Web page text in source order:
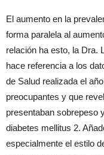
El aumento en la
forma paralela al
relación ha esto, la Dra.
hace referencia a los
de Salud realizada el
preocupantes y que
presentaban sobrepeso
diabetes mellitus 2.
especialmente el estilo